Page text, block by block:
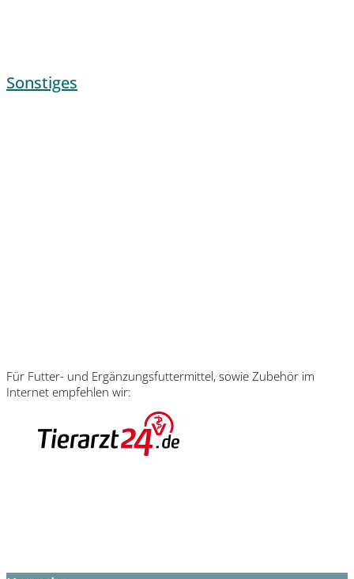
Sonstiges
Für Futter- und Ergänzungsfuttermittel, sowie Zubehör im
Internet empfehlen wir: